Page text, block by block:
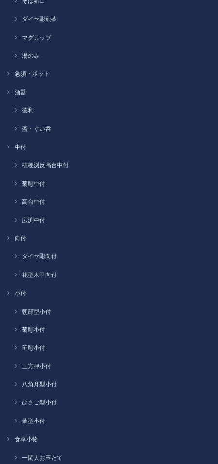
ダイヤ彫煎茶
マグカップ
湯のみ
急須・ポット
酒器
徳利
盃・ぐい呑
中付
桔梗渕反高台中付
菊彫中付
高台中付
広渕中付
向付
ダイヤ彫向付
花型木甲向付
小付
朝顔型小付
菊彫小付
笹彫小付
三方押小付
八角舟型小付
ひさご型小付
葉型小付
食卓小物
一閑人お玉たて